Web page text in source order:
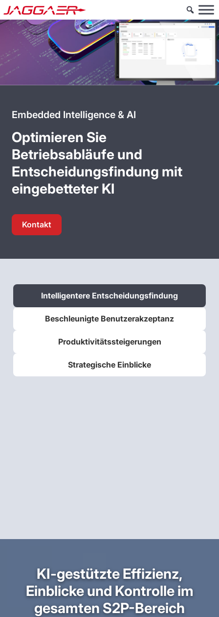
Embedded Intelligence & AI
Optimieren Sie
Betriebsabläufe und
Entscheidungsfindung mit
eingebetteter KI
Kontakt
Intelligentere Entscheidungsfindung
Beschleunigte Benutzerakzeptanz
Produktivitätssteigerungen
Strategische Einblicke
KI-gestützte Effizienz,
Einblicke und Kontrolle im
gesamten S2P-Bereich